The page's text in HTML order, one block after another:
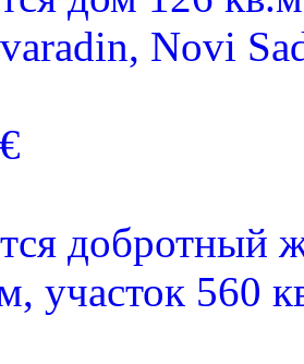
Novi
участок 560